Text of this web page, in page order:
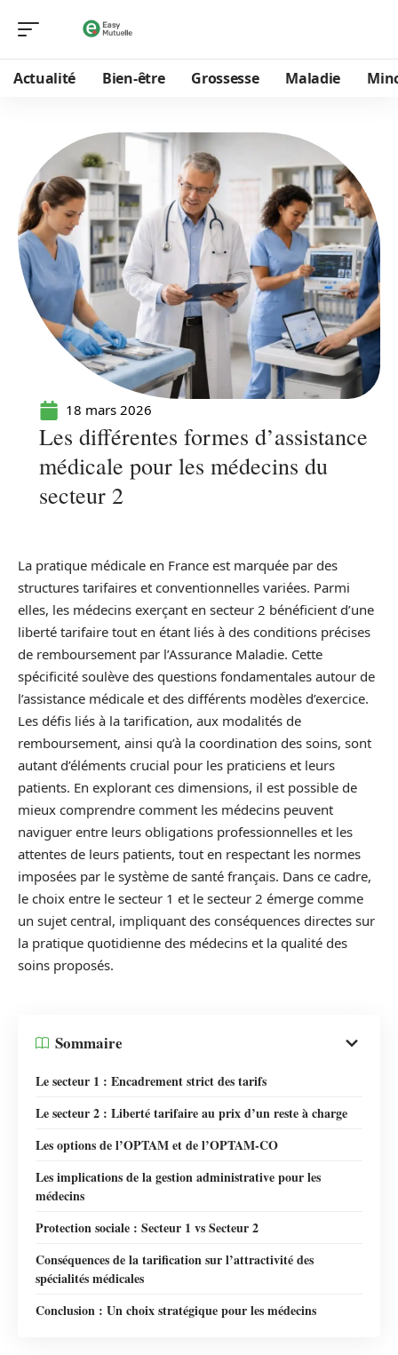
Actualité Bien-être Grossesse Maladie
18 mars 2026
Les différentes formes d’assistance
médicale pour les médecins du
secteur 2
La pratique médicale en France est marquée par des
structures tarifaires et conventionnelles variées. Parmi
elles, les médecins exerçant en secteur 2 bénéficient d’une
liberté tarifaire tout en étant liés à des conditions précises
de remboursement par l’Assurance Maladie. Cette
spécificité soulève des questions fondamentales autour de
l’assistance médicale et des différents modèles d’exercice.
Les défis liés à la tarification, aux modalités de
remboursement, ainsi qu’à la coordination des soins, sont
autant d’éléments crucial pour les praticiens et leurs
patients. En explorant ces dimensions, il est possible de
mieux comprendre comment les médecins peuvent
naviguer entre leurs obligations professionnelles et les
attentes de leurs patients, tout en respectant les normes
imposées par le système de santé français. Dans ce cadre,
le choix entre le secteur 1 et le secteur 2 émerge comme
un sujet central, impliquant des conséquences directes sur
la pratique quotidienne des médecins et la qualité des
soins proposés.
Sommaire
Le secteur 1 : Encadrement strict des tarifs
Le secteur 2 : Liberté tarifaire au prix d’un reste à charge
Les options de l’OPTAM et de l’OPTAM-CO
Les implications de la gestion administrative pour les
médecins
Protection sociale : Secteur 1 vs Secteur 2
Conséquences de la tarification sur l’attractivité des
spécialités médicales
Conclusion : Un choix stratégique pour les médecins